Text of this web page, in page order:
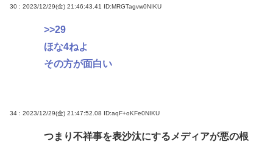
30 : 2023/12/29(金) 21:46:43.41 ID:MRGTagvw0NIKU
>>29
ほな4ねよ
その方が面白い
34 : 2023/12/29(金) 21:47:52.08 ID:aqF+oKFe0NIKU
つまり不祥事を表沙汰にするメディアが悪の根